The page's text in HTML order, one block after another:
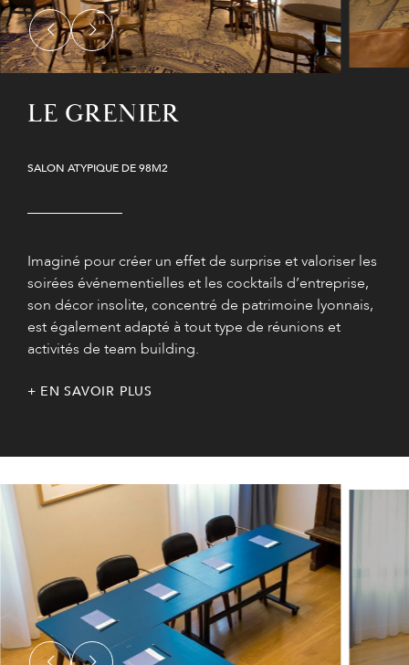
LE GRENIER
SALON ATYPIQUE DE 98M2
Imaginé pour créer un effet de surprise et valoriser les
soirées événementielles et les cocktails d’entreprise,
son décor insolite, concentré de patrimoine lyonnais,
est également adapté à tout type de réunions et
activités de team building.
EN SAVOIR PLUS